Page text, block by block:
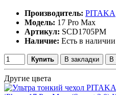
Производитель: PITAKA
Модель: 17 Pro Max
Артикул: SCD1705PM
Наличие: Есть в наличии
Купить В закладки В
Другие цвета